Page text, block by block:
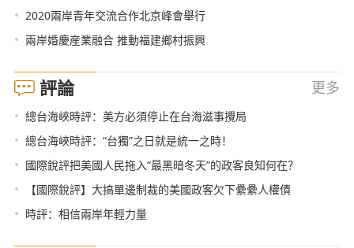
• 2020兩岸青年交流合作北京峰會舉行
• 兩岸婚慶産業融合 推動福建鄉村振興
評論 更多
• 總台海峽時評：美方必須停止在台海滋事攪局
• 總台海峽時評：“台獨”之日就是統一之時！
• 國際銳評把美國人民拖入“最黑暗冬天”的政客良知何在？
• 【國際銳評】大搞單邊制裁的美國政客欠下纍纍人權債
• 時評：相信兩岸年輕力量